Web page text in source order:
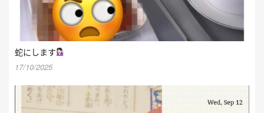
蛇にします
17/10/2025